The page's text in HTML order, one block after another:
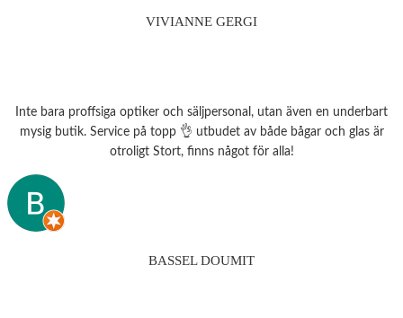
VIVIANNE GERGI
Inte bara proffsiga optiker och säljpersonal, utan även en underbart
mysig butik. Service på topp 👌 utbudet av både bågar och glas är
otroligt Stort, finns något för alla!
BASSEL DOUMIT